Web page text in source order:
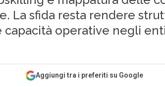
La sfida resta rendere
capacità operative negli
Aggiungi tra i preferiti su Google